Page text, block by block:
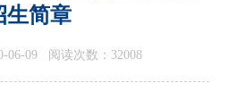
生简章
06-09 阅读次数： 32008